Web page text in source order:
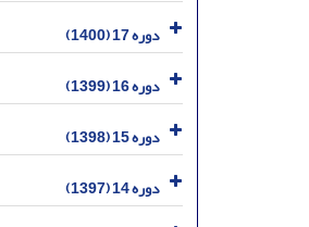
دوره 17 (1400)
دوره 16 (1399)
دوره 15 (1398)
دوره 14 (1397)